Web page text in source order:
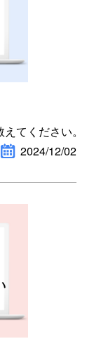
てください。
2024/12/02